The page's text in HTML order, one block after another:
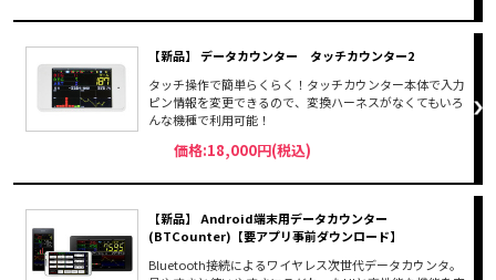
【新品】 データカウンター タッチカウンター2
タッチ操作で簡単らくらく！タッチカウンター本体で入力
ピン情報を変更できるので、変換ハーネスがなくてもいろ
んな機種で利用可能！
価格:18,000円(税込)
【新品】 Android端末用データカウンター
(BTCounter)【要アプリ事前ダウンロード】
Bluetooth接続によるワイヤレス次世代データカウンタ。